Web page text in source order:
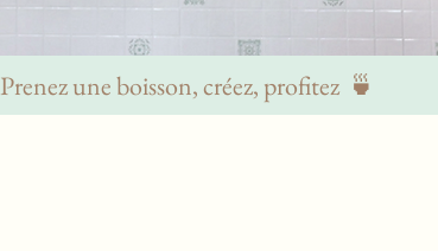
Prenez une boisson, créez, profitez 🍵